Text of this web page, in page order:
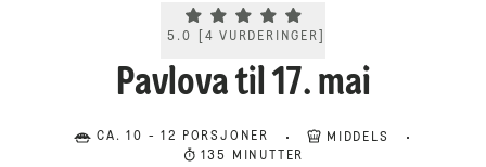
Current rating 5.0. Click to rate.
5.0 4 VURDERINGER
Pavlova til 17. mai
CA. 10 - 12 PORSJONER
MIDDELS
135 MINUTTER